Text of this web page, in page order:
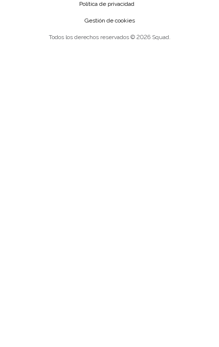
Política de privacidad
Gestión de cookies
Todos los derechos reservados © 2026 Squad.